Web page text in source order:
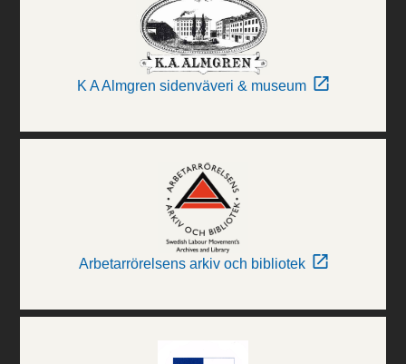
K A Almgren sidenväveri & museum
Arbetarrörelsens arkiv och bibliotek